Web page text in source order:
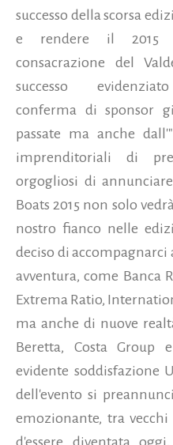
successo della scorsa
e rendere il 2015
consacrazione del
successo
conferma di sponsor
passate ma anche
imprenditoriali di
orgogliosi di
Boats 2015 non solo
nostro fianco nelle
deciso di
avventura, come Banca
Extrema Ratio,
ma anche di nuove
Beretta, Costa Group
evidente soddisfazione
dell'evento si
emozionante, tra
d'essere diventata